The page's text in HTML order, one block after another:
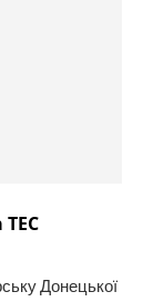
ТЕС
Донецької